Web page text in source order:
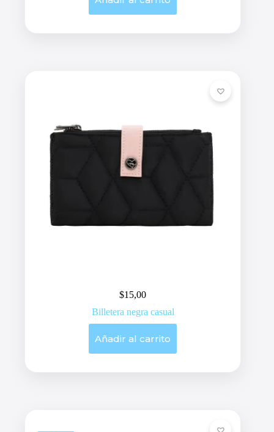
$15,00
Billetera negra casual
Añadir al carrito